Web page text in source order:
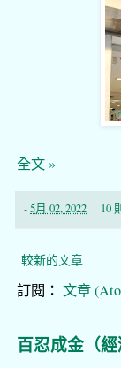
全文 »
-5月 02, 2022 10
較新的文章
訂閱： 文章
百忍成金（